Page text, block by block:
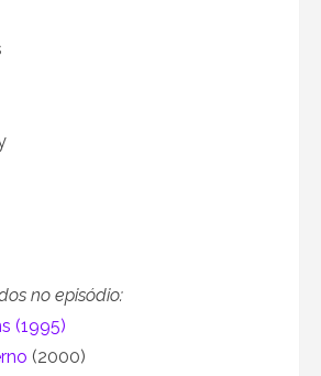
no episódio:
(1995)
(2000)